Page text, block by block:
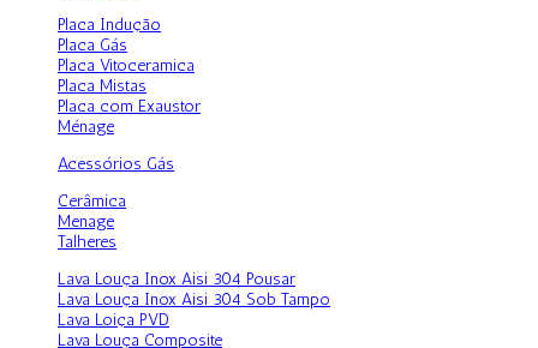
Placa Indução
Placa Gás
Placa Vitoceramica
Placa Mistas
Placa com Exaustor
Ménage
Acessórios Gás
Cerâmica
Menage
Talheres
Lava Louça Inox Aisi 304 Pousar
Lava Louça Inox Aisi 304 Sob Tampo
Lava Loiça PVD
Lava Louça Composite